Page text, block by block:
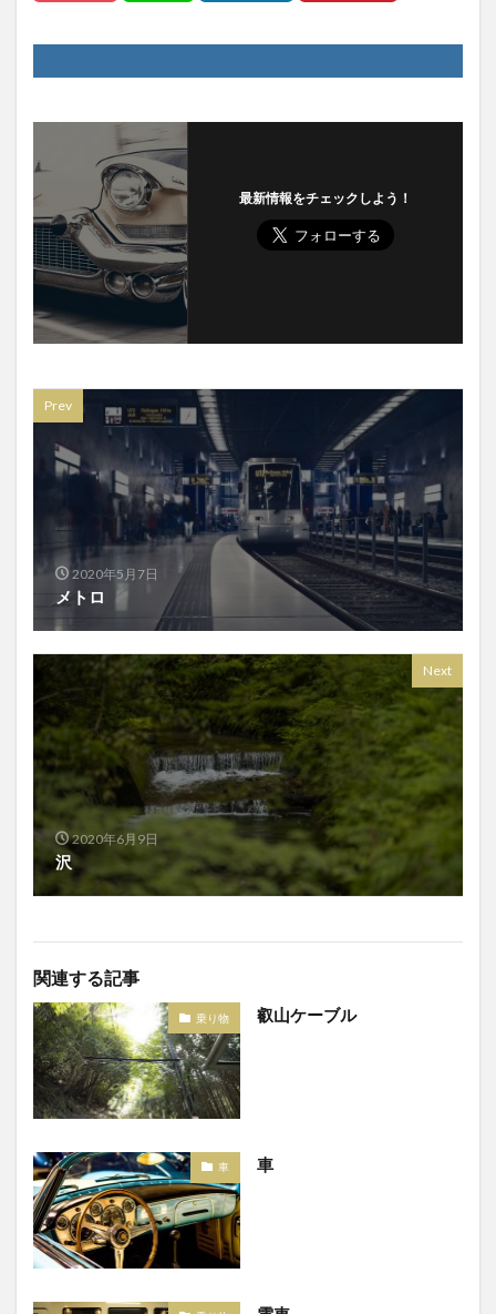
最新情報をチェックしよう！
Prev
2020年5月7日
メトロ
Next
2020年6月9日
沢
関連する記事
乗り物 叡山ケーブル
車 車